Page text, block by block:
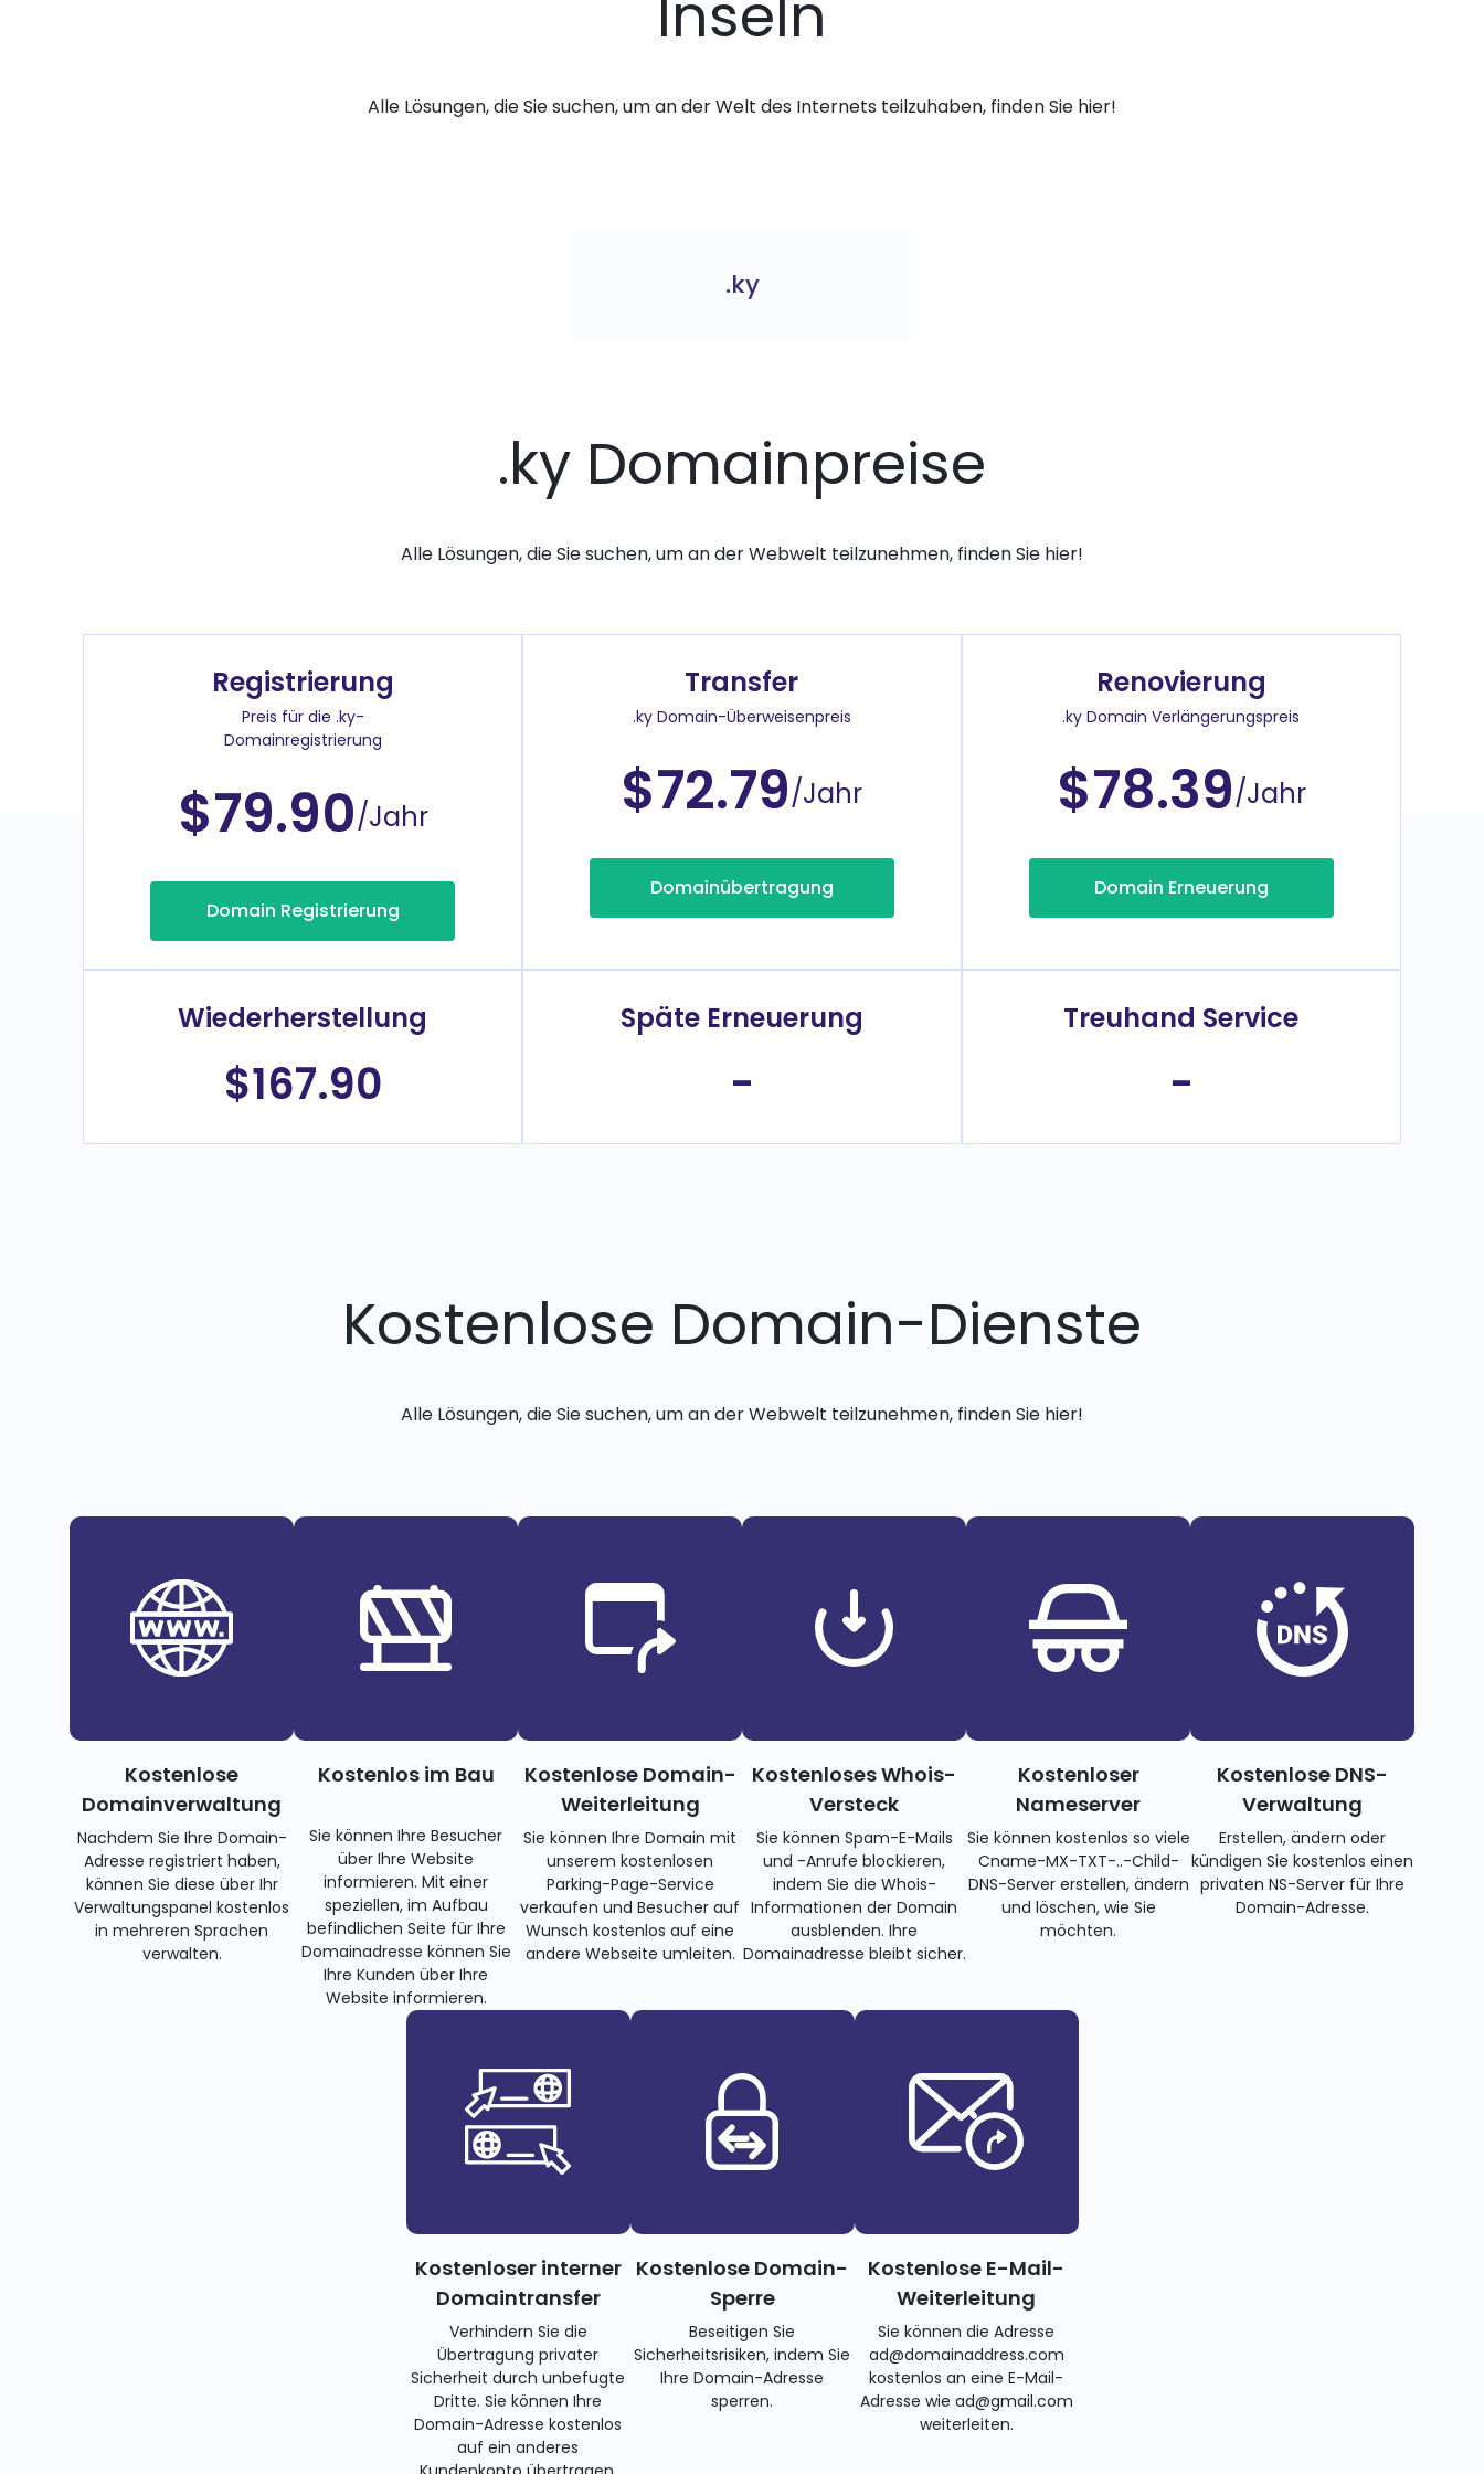
Alle Lösungen, die Sie suchen, um an der Welt des Internets teilzuhaben, finden Sie hier!
.ky
.ky Domainpreise
Alle Lösungen, die Sie suchen, um an der Webwelt teilzunehmen, finden Sie hier!
Registrierung
Preis für die .ky-
Domainregistrierung
$79.90/Jahr
Domain Registrierung
Transfer
.ky Domain-Überweisenpreis
$72.79/Jahr
Domainübertragung
Renovierung
.ky Domain Verlängerungspreis
$78.39/Jahr
Domain Erneuerung
Wiederherstellung
$167.90
Späte Erneuerung
-
Treuhand Service
-
Kostenlose Domain-Dienste
Alle Lösungen, die Sie suchen, um an der Webwelt teilzunehmen, finden Sie hier!
Kostenlose
Domainverwaltung
Nachdem Sie Ihre Domain-
Adresse registriert haben,
können Sie diese über Ihr
Verwaltungspanel kostenlos
in mehreren Sprachen
verwalten.
Kostenlos im Bau
Sie können Ihre Besucher
über Ihre Website
informieren. Mit einer
speziellen, im Aufbau
befindlichen Seite für Ihre
Domainadresse können Sie
Ihre Kunden über Ihre
Website informieren.
Kostenlose Domain-
Weiterleitung
Sie können Ihre Domain mit
unserem kostenlosen
Parking-Page-Service
verkaufen und Besucher auf
Wunsch kostenlos auf eine
andere Webseite umleiten.
Kostenloses Whois-
Versteck
Sie können Spam-E-Mails
und -Anrufe blockieren,
indem Sie die Whois-
Informationen der Domain
ausblenden. Ihre
Domainadresse bleibt sicher.
Kostenloser
Nameserver
Sie können kostenlos so viele
Cname-MX-TXT-..-Child-
DNS-Server erstellen, ändern
und löschen, wie Sie
möchten.
Kostenlose DNS-
Verwaltung
Erstellen, ändern oder
kündigen Sie kostenlos einen
privaten NS-Server für Ihre
Domain-Adresse.
Kostenloser interner
Domaintransfer
Verhindern Sie die
Übertragung privater
Sicherheit durch unbefugte
Dritte. Sie können Ihre
Domain-Adresse kostenlos
auf ein anderes
Kostenlose Domain-
Sperre
Beseitigen Sie
Sicherheitsrisiken, indem Sie
Ihre Domain-Adresse
sperren.
Kostenlose E-Mail-
Weiterleitung
Sie können die Adresse
ad@domainaddress.com
kostenlos an eine E-Mail-
Adresse wie ad@gmail.com
weiterleiten.